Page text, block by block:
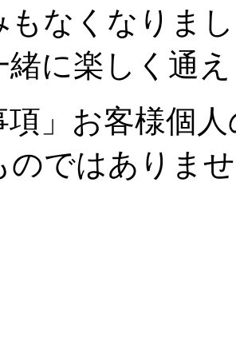
もなくなりま
緒に楽しく通
項」お客様個
のではありま